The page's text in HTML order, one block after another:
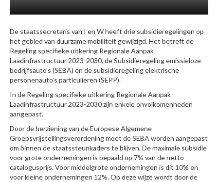
De staatssecretaris van I en W heeft drie subsidieregelingen op
het gebied van duurzame mobiliteit gewijzigd. Het betreft de
Regeling specifieke uitkering Regionale Aanpak
Laadinfrastructuur 2023-2030, de Subsidieregeling emissieloze
bedrijfsauto’s (SEBA) en de subsidieregeling elektrische
personenauto’s particulieren (SEPP).
In de Regeling specifieke uitkering Regionale Aanpak
Laadinfrastructuur 2023-2030 zijn enkele onvolkomenheden
aangepast.
Door de herziening van de Europese Algemene
Groepsvrijstellingsverordening moet de SEBA worden aangepast
om binnen de staatssteunkaders te blijven. De maximale subsidie
voor grote ondernemingen is bepaald op 7% van de netto
catalogusprijs. Voor middelgrote ondernemingen is dit 10% en
voor kleine ondernemingen 12%. Op deze wijze wordt door de